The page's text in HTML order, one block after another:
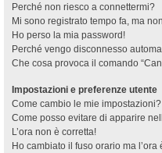
Perché non riesco a connettermi?
Mi sono registrato tempo fa, ma
Ho perso la mia password!
Perché vengo disconnesso
Che cosa provoca il comando
Impostazioni e preferenze utente
Come cambio le mie impostazioni?
Come posso evitare di apparire
L’ora non è corretta!
Ho cambiato il fuso orario ma